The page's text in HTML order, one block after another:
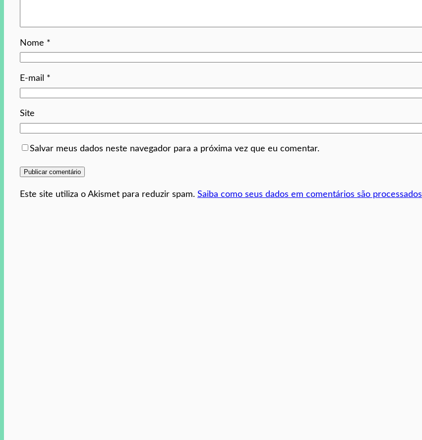
Nome *
E-mail *
Site
Salvar meus dados neste navegador para a próxima vez que eu comentar.
Este site utiliza o Akismet para reduzir spam. Saiba como seus dados em comentários são processados